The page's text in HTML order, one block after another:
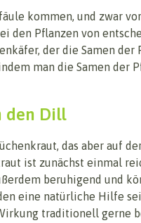
kommen, und zwar
den Pflanzen von
der die Samen
man die Samen der
den Dill
das aber auf
ist zunächst einmal
beruhigend und
eine natürliche Hilfe
traditionell gerne